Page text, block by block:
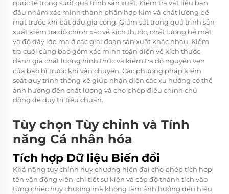
quốc tế trong suốt quá trình sản xuất. Kiểm tra vật liệu ban
đầu nhằm xác minh thành phần hợp kim và chất lượng bề
mặt trước khi bắt đầu gia công. Giám sát trong quá trình sản
xuất kiểm tra độ chính xác về kích thước, chất lượng bề mặt
và độ dày lớp mạ ở các giai đoạn sản xuất khác nhau. Kiểm
tra cuối cùng bao gồm xác minh toàn diện về kích thước,
đánh giá chất lượng hình thức và kiểm tra độ nguyên vẹn
của bao bì trước khi vận chuyển. Các phương pháp kiểm
soát quy trình thống kê giúp nhận diện các xu hướng có thể
ảnh hưởng đến chất lượng và cho phép điều chỉnh chủ
động để duy trì tiêu chuẩn.
Tùy chọn Tùy chỉnh và Tính
năng Cá nhân hóa
Tích hợp Dữ liệu Biến đổi
Khả năng tùy chỉnh huy chương hiện đại cho phép tích hợp
tên vận động viên, chi tiết sự kiện và cấp độ thành tích vào
từng chiếc huy chương mà không làm ảnh hưởng đến hiệu